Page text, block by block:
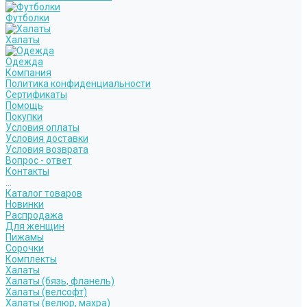
Футболки
Халаты
Одежда
Компания
Политика конфиденциальности
Сертификаты
Помощь
Покупки
Условия оплаты
Условия доставки
Условия возврата
Вопрос - ответ
Контакты
Каталог товаров
Новинки
Распродажа
Для женщин
Пижамы
Сорочки
Комплекты
Халаты
Халаты (бязь, фланель)
Халаты (велсофт)
Халаты (велюр, махра)